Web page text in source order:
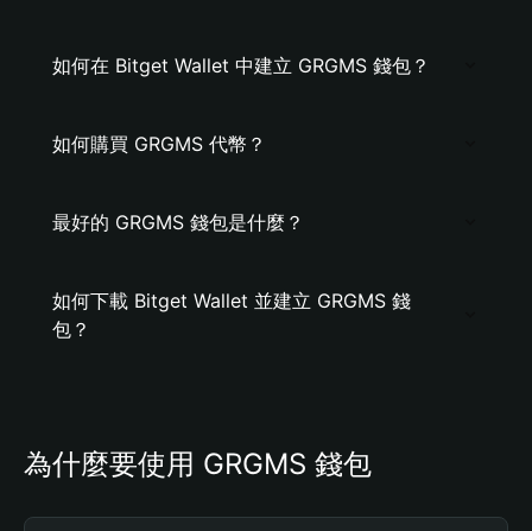
如何在 Bitget Wallet 中建立 GRGMS 錢包？
如何購買 GRGMS 代幣？
最好的 GRGMS 錢包是什麼？
如何下載 Bitget Wallet 並建立 GRGMS 錢
包？
為什麼要使用 GRGMS 錢包